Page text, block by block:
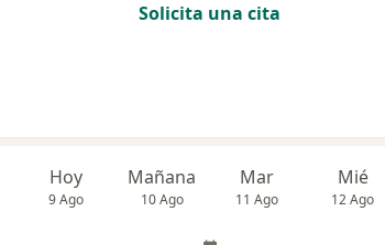
Solicita una cita
Hoy
9 Ago
Mañana
10 Ago
Mar
11 Ago
Mié
12 Ago